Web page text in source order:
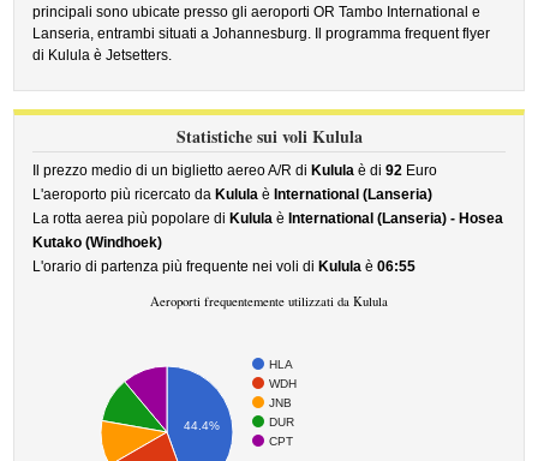
principali sono ubicate presso gli aeroporti OR Tambo International e
Lanseria, entrambi situati a Johannesburg. Il programma frequent flyer
di Kulula è Jetsetters.
Statistiche sui voli Kulula
Il prezzo medio di un biglietto aereo A/R di Kulula è di92 Euro
L'aeroporto più ricercato da Kulula è International (Lanseria)
La rotta aerea più popolare di Kulula è International (Lanseria) - Hosea
Kutako (Windhoek)
L'orario di partenza più frequente nei voli di Kulula è06:55
Aeroporti frequentemente utilizzati da Kulula
HLA
WDH
JNB
DUR
CPT
44.4%